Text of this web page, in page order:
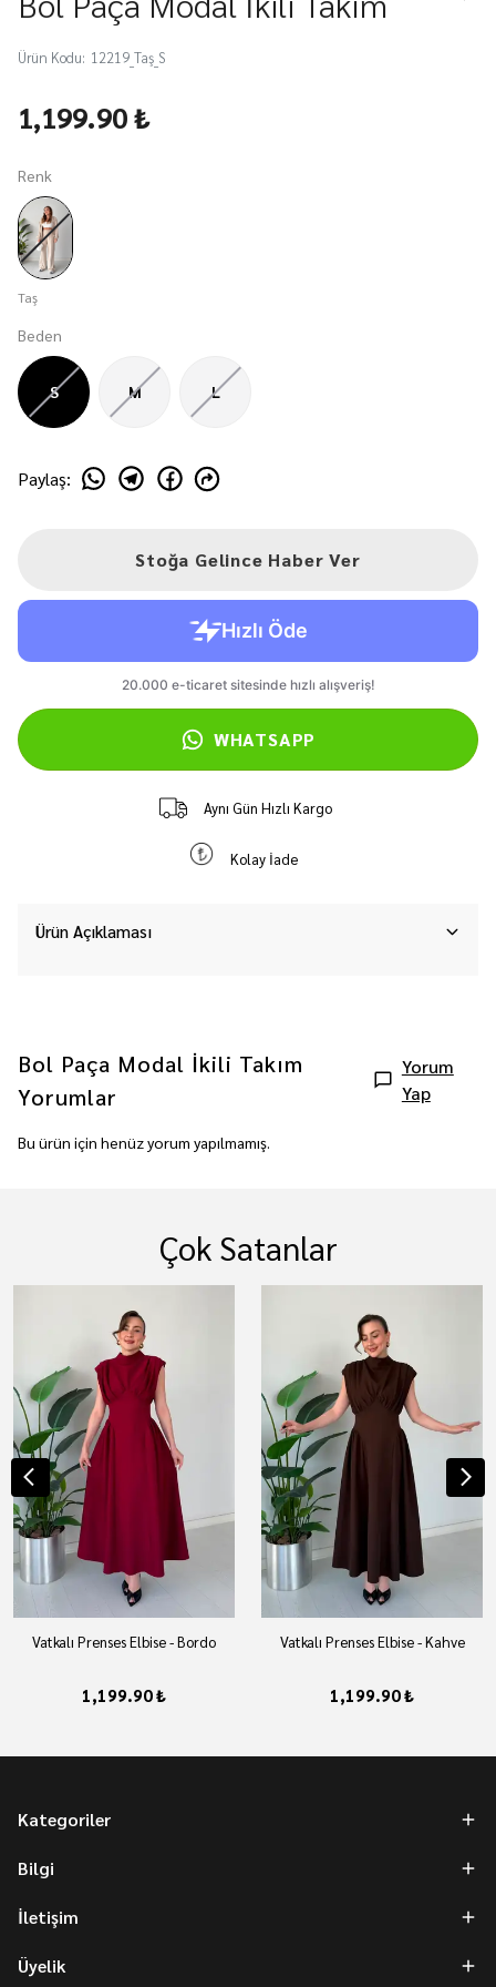
Ürün Kodu: 12219_Taş_S
1,199.90 ₺
Renk
Taş
Beden
S M L
Paylaş:
Stoğa Gelince Haber Ver
WHATSAPP
Aynı Gün Hızlı Kargo
Kolay İade
Ürün Açıklaması
Bol Paça Modal İkili Takım
Yorumlar
Yorum
Yap
Bu ürün için henüz yorum yapılmamış.
Çok Satanlar
Vatkalı Prenses Elbise - Bordo
1,199.90 ₺
Vatkalı Prenses Elbise - Kahve
1,199.90 ₺
Kategoriler
Bilgi
İletişim
Üyelik